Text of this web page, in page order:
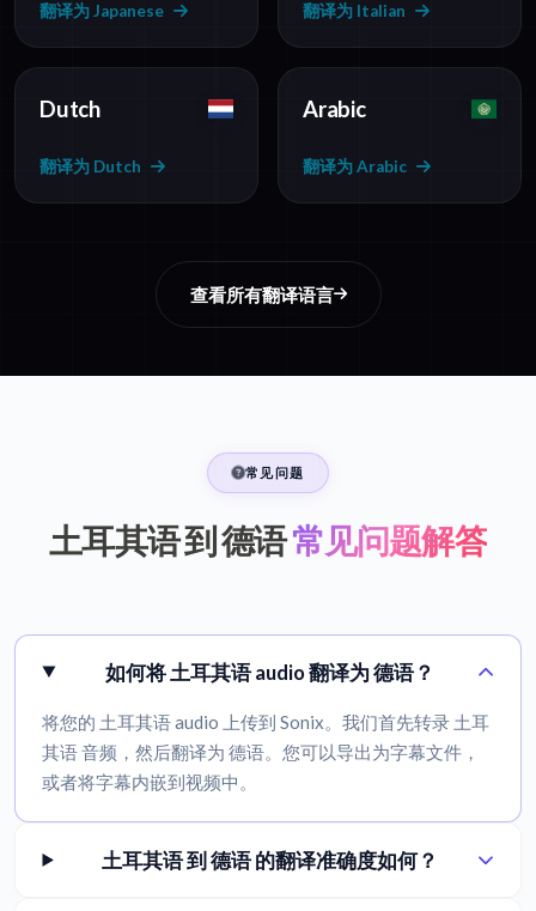
翻译为 Japanese 翻译为 Italian
Dutch
翻译为 Dutch
Arabic
翻译为 Arabic
查看所有翻译语言
常见问题
土耳其语 到 德语常见问题解答
如何将 土耳其语 audio 翻译为 德语？
将您的 土耳其语 audio 上传到 Sonix。我们首先转录 土耳
其语 音频，然后翻译为 德语。您可以导出为字幕文件，
或者将字幕内嵌到视频中。
土耳其语 到 德语 的翻译准确度如何？